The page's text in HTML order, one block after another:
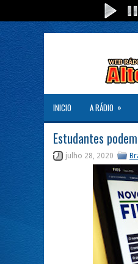
INICIO A RÁDIO »
Estudantes
julho 28, 2020